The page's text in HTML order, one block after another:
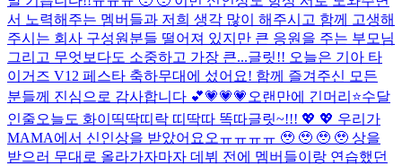
서 노력해주는 멤버들과 저희 생각 많이 해주시고 함께 고생해
주시는 회사 구성원분들 떨어져 있지만 큰 응원을 주는 부모님
그리고 무엇보다도 소중하고 가장 큰...글릿!! 오늘은 기아 타
이거즈 V12 페스타 축하무대에 섰어요! 함께 즐겨주신 모든
분들께 진심으로 감사합니다 💕💗💗💗 오랜만에 긴머리⭐수달
인줄오늘도 화이띡딱띠락 띠딱따 똑따글릿~!!! 💖 💖 우리가
MAMA에서 신인상을 받았어요오ㅠㅠㅠㅠ 🥹 🥹 🥹 🥹 상을
받으러 무대로 올라가자마자 데뷔 전에 멤버들이랑 연습했던